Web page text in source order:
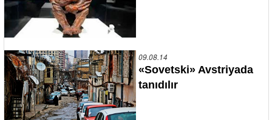
09.08.14
«Sovetski» Avstriyada
tanıdılır